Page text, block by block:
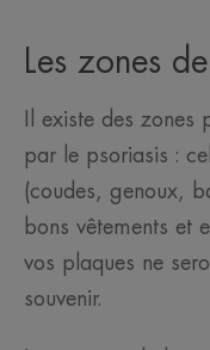
Les zones
Il existe des zones
par le psoriasis :
(coudes, genoux,
bons vêtements et
vos plaques ne
souvenir.